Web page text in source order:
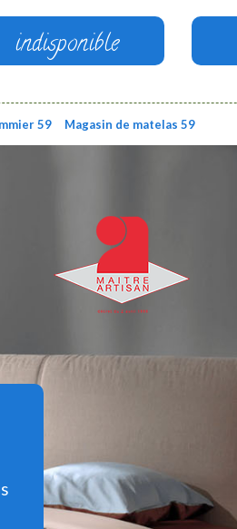
indisponible
59 Magasin de matelas 59